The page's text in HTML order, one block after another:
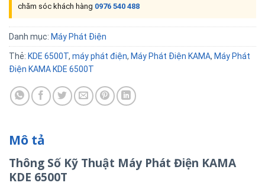
chăm sóc khách hàng 0976 540 488
Danh mục: Máy Phát Điện
Thẻ: KDE 6500T, máy phát điện, Máy Phát Điện KAMA, Máy Phát
Điện KAMA KDE 6500T
Mô tả
Thông Số Kỹ Thuật Máy Phát Điện KAMA
KDE 6500T